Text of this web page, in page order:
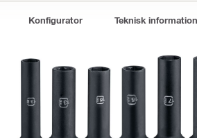
Konfigurator Teknisk information